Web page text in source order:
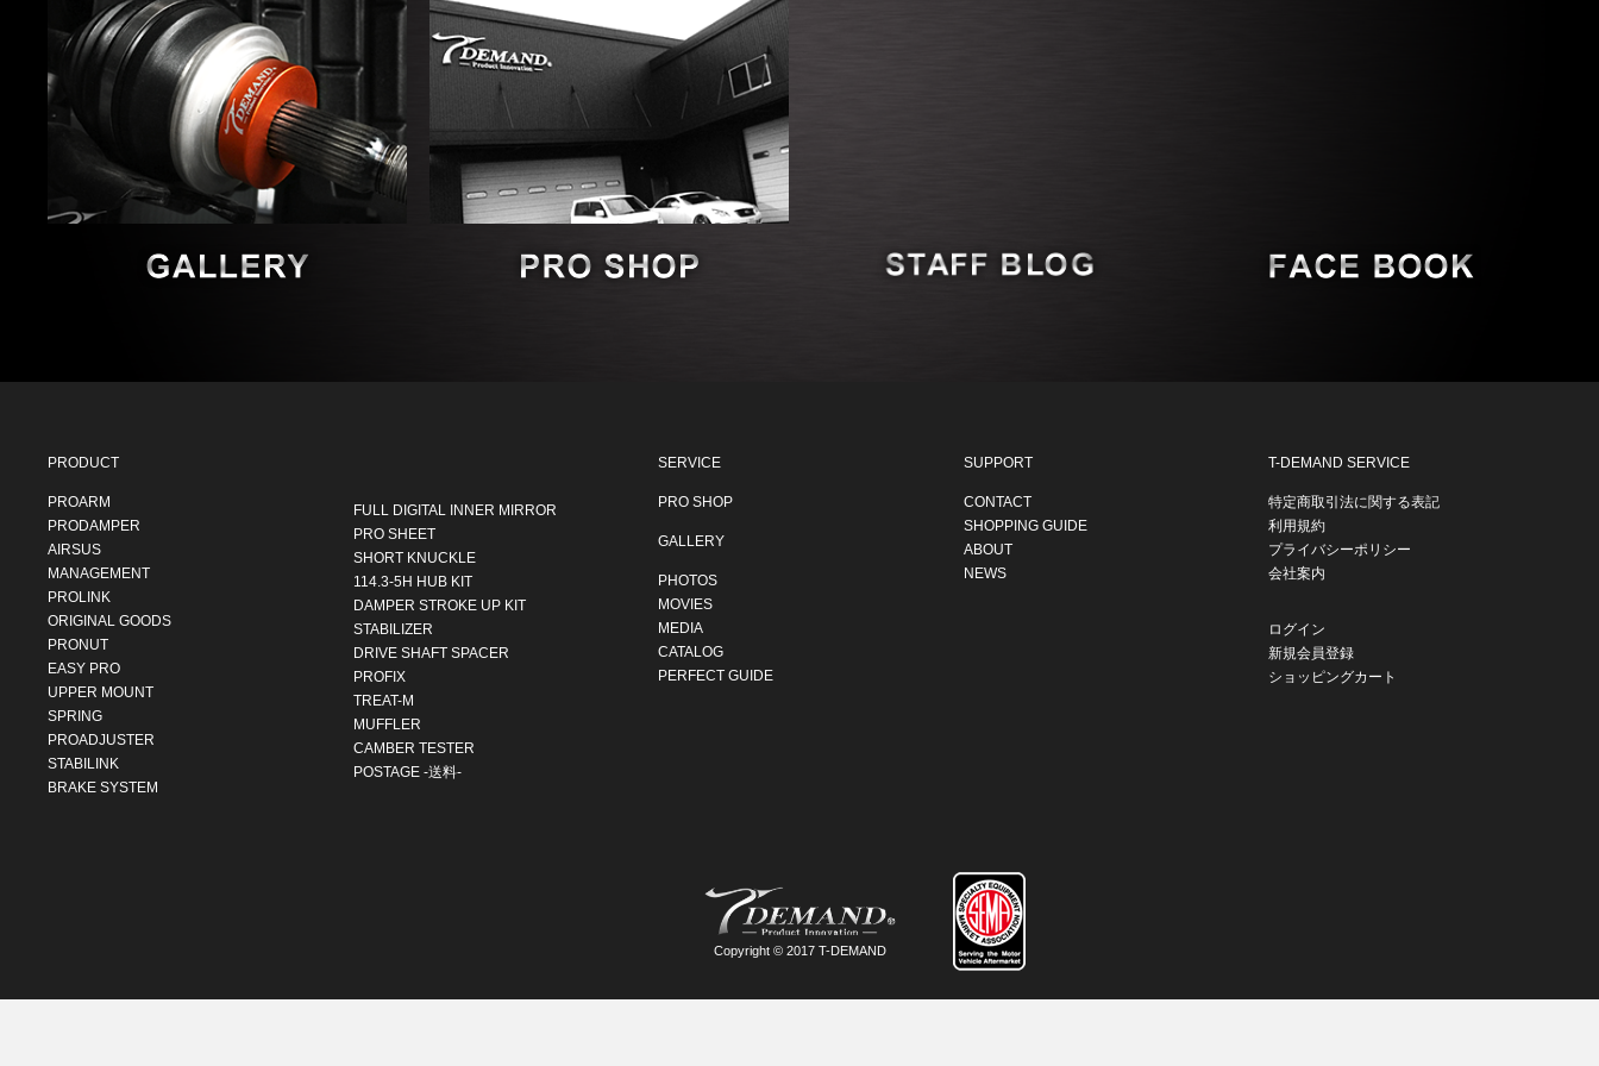
PRODUCT
PROARM
PRODAMPER
AIRSUS
MANAGEMENT
PROLINK
ORIGINAL GOODS
PRONUT
EASY PRO
UPPER MOUNT
SPRING
PROADJUSTER
STABILINK
BRAKE SYSTEM
FULL DIGITAL INNER MIRROR
PRO SHEET
SHORT KNUCKLE
114.3-5H HUB KIT
DAMPER STROKE UP KIT
STABILIZER
DRIVE SHAFT SPACER
PROFIX
TREAT-M
MUFFLER
CAMBER TESTER
POSTAGE -送料-
SERVICE
PRO SHOP
GALLERY
PHOTOS
MOVIES
MEDIA
CATALOG
PERFECT GUIDE
SUPPORT
CONTACT
SHOPPING GUIDE
ABOUT
NEWS
T-DEMAND SERVICE
特定商取引法に関する表記
利用規約
プライバシーポリシー
会社案内
ログイン
新規会員登録
ショッピングカート
Copyright © 2017 T-DEMAND